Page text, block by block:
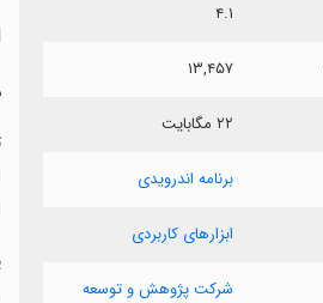
۴.۱
۱۳,۴۵۷
۲۲ مگابایت
برنامه اندرویدی
ابزارهای کاربردی
شرکت پژوهش و توسعه